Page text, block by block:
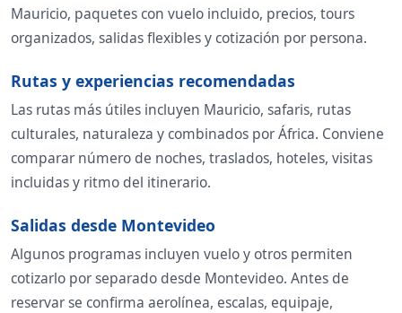
Mauricio, paquetes con vuelo incluido, precios, tours
organizados, salidas flexibles y cotización por persona.
Rutas y experiencias recomendadas
Las rutas más útiles incluyen Mauricio, safaris, rutas
culturales, naturaleza y combinados por África. Conviene
comparar número de noches, traslados, hoteles, visitas
incluidas y ritmo del itinerario.
Salidas desde Montevideo
Algunos programas incluyen vuelo y otros permiten
cotizarlo por separado desde Montevideo. Antes de
reservar se confirma aerolínea, escalas, equipaje,